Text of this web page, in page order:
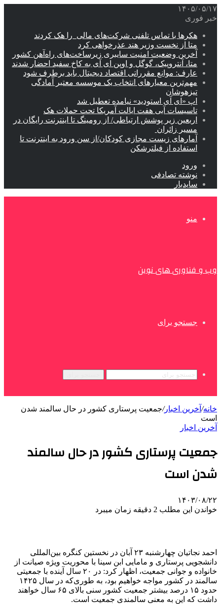
۱۴۰۵/۰۵/۱۷
خبر فوری
هکرها با تماس تلفنی شرکت‌های مالی را هک کردند
متا از نخست وزیر هند عذرخواهی کرد
آخرین وضعیت امنیت سایبری زیرساخت‌های راه‌آهن کشور
متا، آنتروپیک، گوگل و اوپن ای آی به کاخ سفید احضار شدند
عارف: موانع مقرراتی اقتصاد دیجیتال باید برطرف شود
مهم‌ترین معیارهای انتخاب یک موسسه معتبر آمادگی
تیزهوشان
اپ «ای آی استودید» نیامده تعطیل شد
تاسیسات آبی هفت ایالت آمریکا تحت حملات هک
اربعین زیر پوشش ارتباطی/ از رومینگ تا اینترنت رایگان در
مسیر زائران
آمارهای زیست مجازی کودکان/از سن ورود به اینترنت تا
استفاده از فیلترشکن
ورود
نوشته تصادفی
سایدبار
منو
وب و فناوری های نوین
جستجو برای
خانه/ آخرین اخبار/جمعیت پرستاری کشور در حال سالمند شدن
است
آخرین اخبار
جمعیت پرستاری کشور در حال سالمند
شدن است
۱۴۰۳/۰۸/۲۲
خواندن این مطلب 2 دقیقه زمان میبرد
احمد نجاتیان چهارشنبه ۲۳ آبان در نخستین کنگره بین‌المللی
دانشجویی پرستاری و مامایی ابن سینا با محوریت ویژه صیانت از
خانواده و جوانی جمعیت، اظهار کرد: در ۲۰ سال آینده با جمعیتی
سالمند در کشور مواجه خواهیم بود، به طوری‌که در سال ۱۴۲۵
حدود ۱۵ درصد بیشتر جمعیت کشور سنی بالای ۶۵ سال خواهند
داشت که این به معنی سالمندی جمعیت است.